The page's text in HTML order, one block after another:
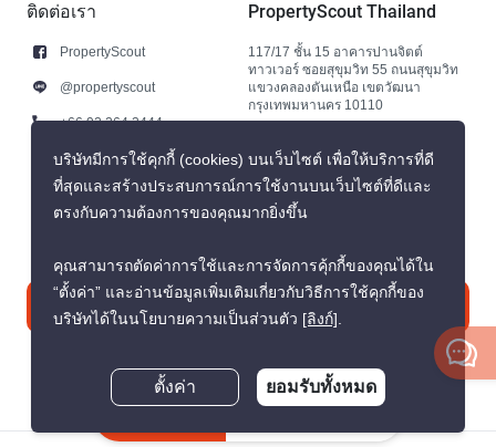
ติดต่อเรา
PropertyScout
@propertyscout
+66 92 264 3444
+66 92 264 3444
contact@propertyscout.co.th
PropertyScout Thailand
117/17 ชั้น 15 อาคารปานจิตต์
ทาวเวอร์ ซอยสุขุมวิท 55 ถนนสุขุมวิท
แขวงคลองตันเหนือ เขตวัฒนา
กรุงเทพมหานคร 10110
ติดต่อเรา
บริษัทมีการใช้คุกกี้ (cookies) บนเว็บไซต์ เพื่อให้บริการที่ดี
ที่สุดและสร้างประสบการณ์การใช้งานบนเว็บไซต์ที่ดีและ
ตรงกับความต้องการของคุณมากยิ่งขึ้น
คุณสามารถตัดค่าการใช้และการจัดการคุ้กกี้ของคุณได้ใน
“ตั้งค่า” และอ่านข้อมูลเพิ่มเติมเกี่ยวกับวิธีการใช้คุกกี้ของ
บริษัทได้ในนโยบายความเป็นส่วนตัว [ลิงก์].
ตั้งค่า ยอมรับทั้งหมด